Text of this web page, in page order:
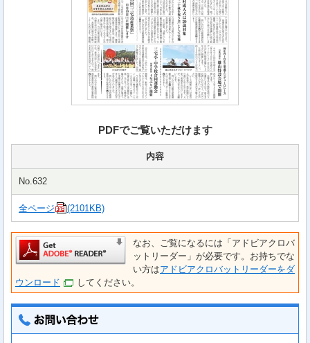
PDFでご覧いただけます
内容
No.632
全ページ (2101KB)
なお、ご覧になるには「アドビアクロバ
ットリーダー」が必要です。お持ちでな
い方はアドビアクロバットリーダーをダ
ウンロード
してください。